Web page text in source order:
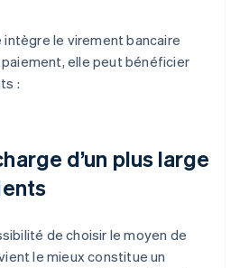
intègre le virement bancaire
elle peut bénéficier
:
d’un plus large
de choisir le moyen de
le mieux constitue un